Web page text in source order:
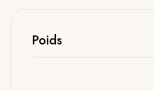
Poids